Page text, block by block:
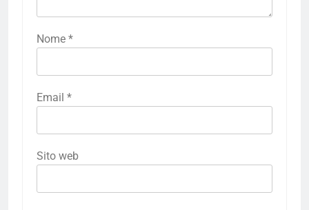
Nome *
Email *
Sito web